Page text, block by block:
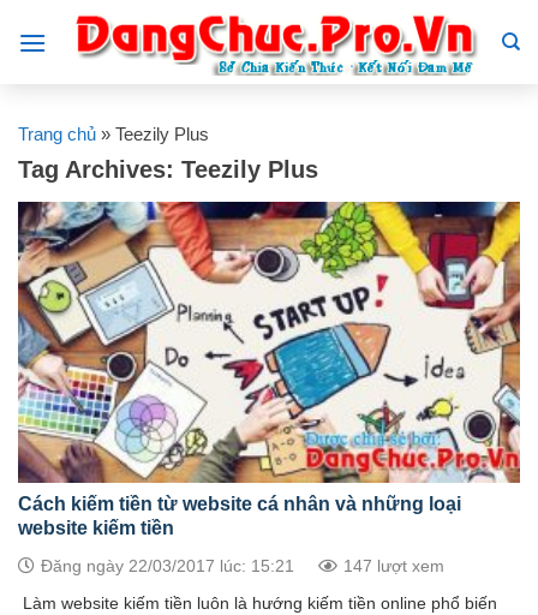
Trang chủ » Teezily Plus
Tag Archives: Teezily Plus
Cách kiếm tiền từ website cá nhân và những loại
website kiếm tiền
Đăng ngày 22/03/2017 lúc: 15:21 147 lượt xem
Làm website kiếm tiền luôn là hướng kiếm tiền online phổ biến